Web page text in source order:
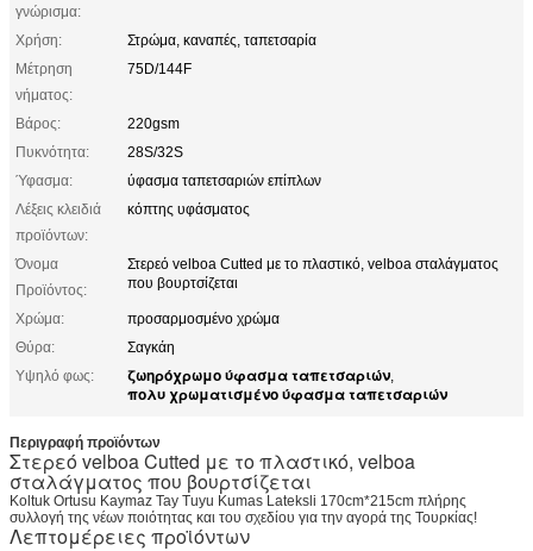
γνώρισμα:
Χρήση:
Στρώμα, καναπές, ταπετσαρία
Μέτρηση
νήματος:
75D/144F
Βάρος:
220gsm
Πυκνότητα:
28S/32S
Ύφασμα:
ύφασμα ταπετσαριών επίπλων
Λέξεις κλειδιά
προϊόντων:
κόπτης υφάσματος
Όνομα
Προϊόντος:
Στερεό velboa Cutted με το πλαστικό, velboa σταλάγματος
που βουρτσίζεται
Χρώμα:
προσαρμοσμένο χρώμα
Θύρα:
Σαγκάη
Υψηλό φως:
ζωηρόχρωμο ύφασμα ταπετσαριών,
πολυ χρωματισμένο ύφασμα ταπετσαριών
Περιγραφή προϊόντων
Στερεό velboa Cutted με το πλαστικό, velboa
σταλάγματος που βουρτσίζεται
Koltuk Ortusu Kaymaz Tay Tuyu Kumas Lateksli 170cm*215cm πλήρης
συλλογή της νέων ποιότητας και του σχεδίου για την αγορά της Τουρκίας!
Λεπτομέρειες προϊόντων